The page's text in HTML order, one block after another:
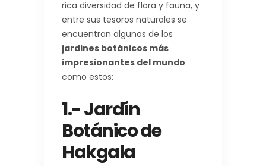
rica diversidad de flora y fauna, y
entre sus tesoros naturales se
encuentran algunos de los
jardines botánicos más
impresionantes del mundo
como estos:
1.- Jardín
Botánico de
Hakgala